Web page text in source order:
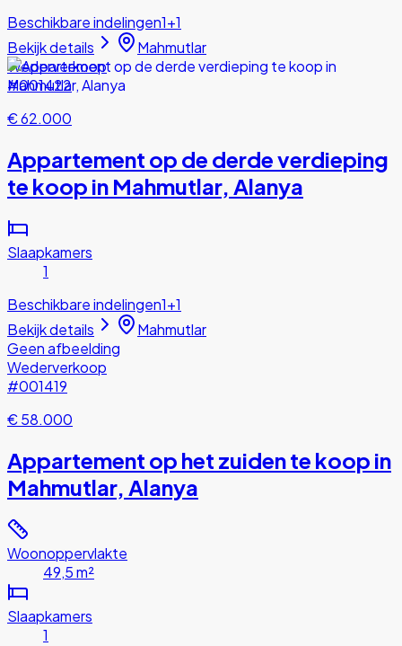
Beschikbare indelingen1+1
Bekijk details
Mahmutlar
Wederverkoop
#001422
€ 62.000
Appartement op de derde verdieping
te koop in Mahmutlar, Alanya
Slaapkamers
1
Beschikbare indelingen1+1
Bekijk details
Mahmutlar
Geen afbeelding
Wederverkoop
#001419
€ 58.000
Appartement op het zuiden te koop in
Mahmutlar, Alanya
Woonoppervlakte
49,5 m²
Slaapkamers
1